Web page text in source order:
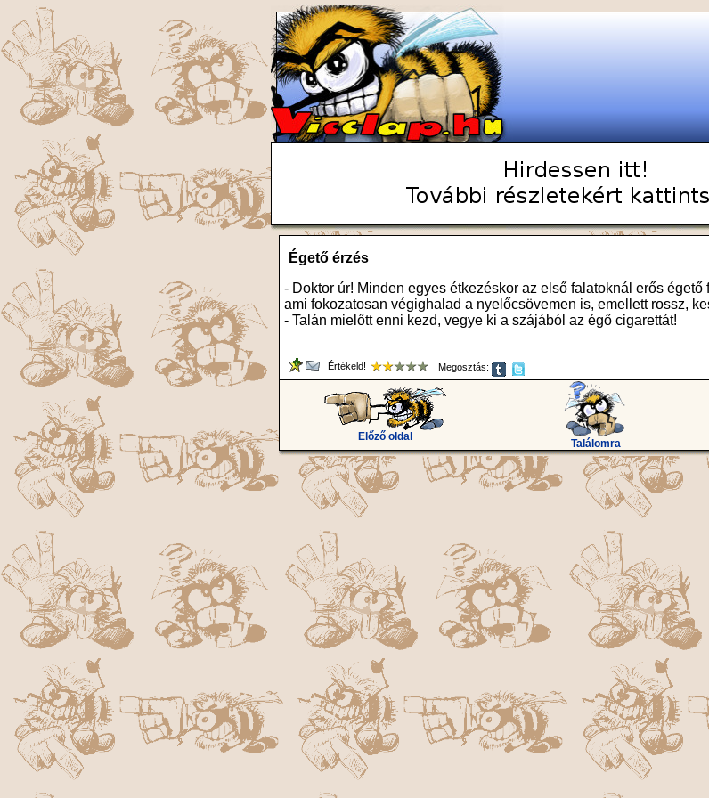
Égető érzés
- Doktor úr! Minden egyes étkezéskor az első falatoknál erős égető
ami fokozatosan végighalad a nyelőcsövemen is, emellett rossz,
- Talán mielőtt enni kezd, vegye ki a szájából az égő cigarettát!
Értékeld! Megosztás:
Előző oldal
Találomra